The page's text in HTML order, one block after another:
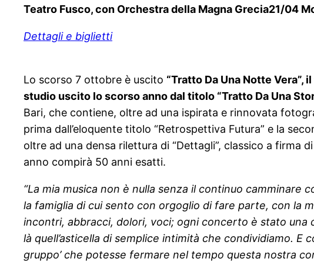
Teatro Fusco, con Orchestra della Magna Grecia21/04
Dettagli e biglietti
Lo scorso 7 ottobre è uscito “Tratto Da Una Notte
studio uscito lo scorso anno dal titolo “Tratto Da Una
Bari, che contiene, oltre ad una ispirata e rinnovata
prima dall’eloquente titolo “Retrospettiva Futura” e la
oltre ad una densa rilettura di “Dettagli”, classico a firma
anno compirà 50 anni esatti.
“La mia musica non è nulla senza il continuo
la famiglia di cui sento con orgoglio di fare parte, con la
incontri, abbracci, dolori, voci; ogni concerto è stato una
là quell’asticella di semplice intimità che condividiamo. E
gruppo’ che potesse fermare nel tempo questa nostra